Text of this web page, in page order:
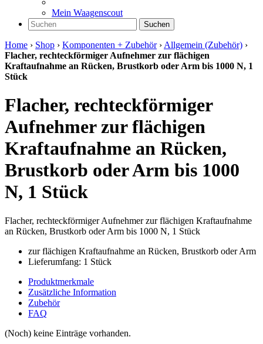
Mein Waagenscout
Suchen
Home › Shop › Komponenten + Zubehör› Allgemein (Zubehör) ›
Flacher, rechteckförmiger Aufnehmer zur flächigen
Kraftaufnahme an Rücken, Brustkorb oder Arm bis 1000 N, 1
Stück
Flacher, rechteckförmiger
Aufnehmer zur flächigen
Kraftaufnahme an Rücken,
Brustkorb oder Arm bis 1000
N, 1 Stück
Flacher, rechteckförmiger Aufnehmer zur flächigen Kraftaufnahme
an Rücken, Brustkorb oder Arm bis 1000 N, 1 Stück
zur flächigen Kraftaufnahme an Rücken, Brustkorb oder Arm
Lieferumfang: 1 Stück
Produktmerkmale
Zusätzliche Information
Zubehör
FAQ
(Noch) keine Einträge vorhanden.